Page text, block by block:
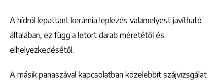
A hídról lepattant kerámia leplezés valamelyest javítható
általában, ez függ a letört darab méretétől és
elhelyezkedésétől.
A másik panaszával kapcsolatban közelebbit szájvizsgálat